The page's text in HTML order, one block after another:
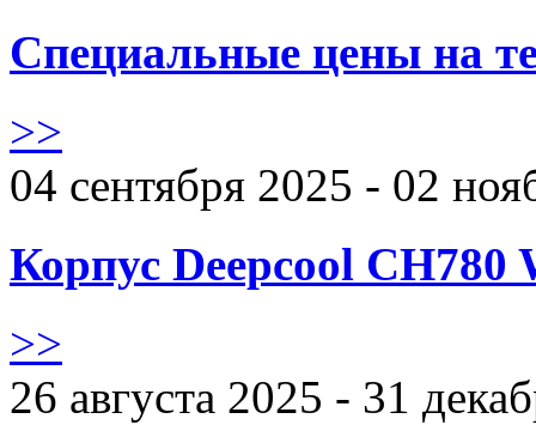
Специальные цены на
>>
04 сентября 2025 - 02
Корпус Deepcool CH780
>>
26 августа 2025 - 31